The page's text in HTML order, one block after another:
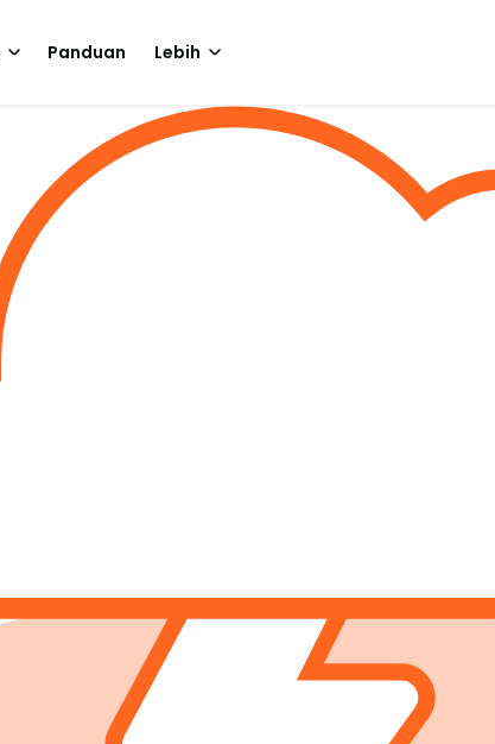
Panduan Lebih